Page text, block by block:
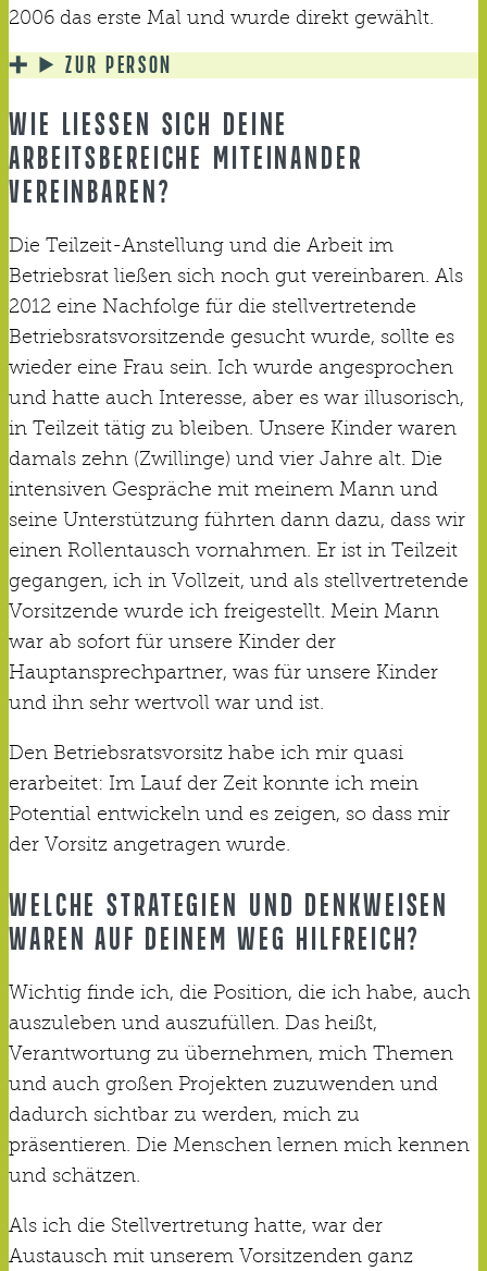
2006 das erste Mal und wurde direkt gewählt.
ZUR PERSON
WIE LIESSEN SICH DEINE A
RBEITSBEREICHE MITEINANDER V
EREINBAREN?
Die Teilzeit-Anstellung und die Arbeit im
Betriebsrat ließen sich noch gut vereinbaren. Als
2012 eine Nachfolge für die stellvertretende
Betriebsratsvorsitzende gesucht wurde, sollte es
wieder eine Frau sein. Ich wurde angesprochen
und hatte auch Interesse, aber es war illusorisch,
in Teilzeit tätig zu bleiben. Unsere Kinder waren
damals zehn (Zwillinge) und vier Jahre alt. Die
intensiven Gespräche mit meinem Mann und
seine Unterstützung führten dann dazu, dass wir
einen Rollentausch vornahmen. Er ist in Teilzeit
gegangen, ich in Vollzeit, und als stellvertretende
Vorsitzende wurde ich freigestellt. Mein Mann
war ab sofort für unsere Kinder der
Hauptansprechpartner, was für unsere Kinder
und ihn sehr wertvoll war und ist.
Den Betriebsratsvorsitz habe ich mir quasi
erarbeitet: Im Lauf der Zeit konnte ich mein
Potential entwickeln und es zeigen, so dass mir
der Vorsitz angetragen wurde.
WELCHE STRATEGIEN UND DENKWEISEN
WAREN AUF DEINEM WEG HILFREICH?
Wichtig finde ich, die Position, die ich habe, auch
auszuleben und auszufüllen. Das heißt,
Verantwortung zu übernehmen, mich Themen
und auch großen Projekten zuzuwenden und
dadurch sichtbar zu werden, mich zu
präsentieren. Die Menschen lernen mich kennen
und schätzen.
Als ich die Stellvertretung hatte, war der
Austausch mit unserem Vorsitzenden ganz